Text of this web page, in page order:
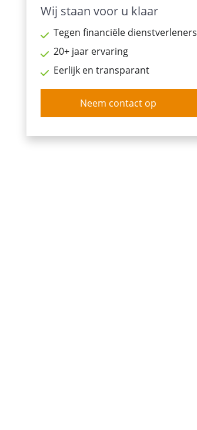
Wij staan voor u klaar
Tegen financiële dienstverleners
20+ jaar ervaring
Eerlijk en transparant
Neem contact op